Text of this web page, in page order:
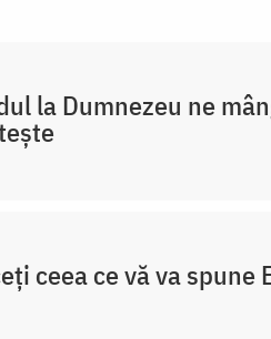
la Dumnezeu ne
ceea ce vă va spune